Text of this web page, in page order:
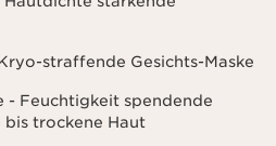
straffende Gesichts-Maske
- Feuchtigkeit spendende
trockene Haut